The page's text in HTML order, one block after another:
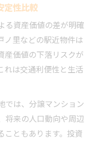
定性比較
る資産価値の差が明確
ノ里などの駅近物件は
産価値の下落リスクが
れは交通利便性と生活
では、分譲マンション
将来の人口動向や周辺
こともあります。投資